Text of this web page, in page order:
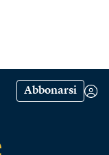
Abbonarsi